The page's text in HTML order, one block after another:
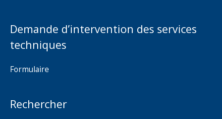
Demande d’intervention des services
techniques
Formulaire
Rechercher